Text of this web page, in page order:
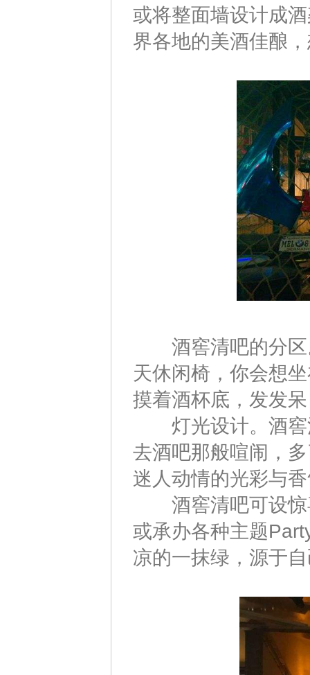
或将整面墙设计成
界各地的美酒佳酿
酒窖清吧的分区
天休闲椅，你会想
摸着酒杯底，发发
灯光设计。酒窖
去酒吧那般喧闹，
迷人动情的光彩与
酒窖清吧可设惊
或承办各种主题
凉的一抹绿，源于